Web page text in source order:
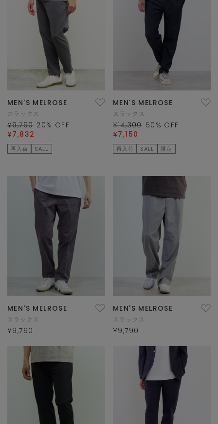
MEN'S MELROSE
スラックス
¥9,790 20% OFF
¥7,832
再入荷 SALE
MEN'S MELROSE
スラックス
¥14,300 50 % OFF
¥7,150
再入荷 SALE 限定
MEN'S MELROSE
スラックス
¥9,790
MEN'S MELROSE
スラックス
¥9,790